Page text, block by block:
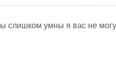
слишком умны я вас не